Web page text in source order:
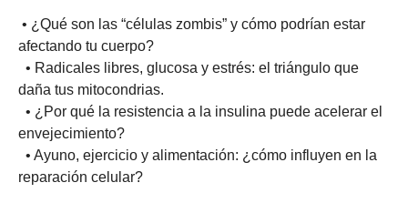
• ¿Qué son las “células zombis” y cómo podrían estar
afectando tu cuerpo?
• Radicales libres, glucosa y estrés: el triángulo que
daña tus mitocondrias.
• ¿Por qué la resistencia a la insulina puede acelerar el
envejecimiento?
• Ayuno, ejercicio y alimentación: ¿cómo influyen en la
reparación celular?